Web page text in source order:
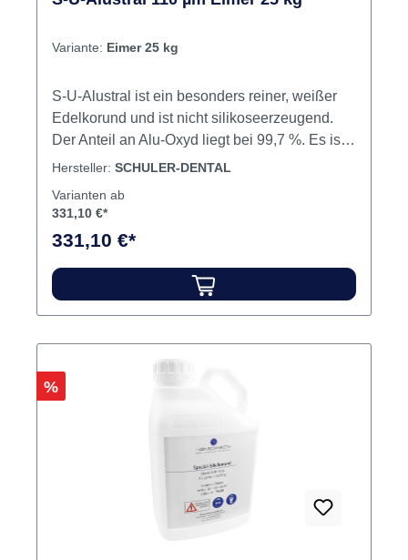
Variante: Eimer 25 kg
S-U-Alustral ist ein besonders reiner, weißer
Edelkorund und ist nicht silikoseerzeugend.
Der Anteil an Alu-Oxyd liegt bei 99,7 %. Es ist
das härteste und zugleich splitterfreudigste
eine stets scharfkantige Oberfläche für
Verbrauch garantiert. Anwendungsbereich:
Abstrahlen von Edelmetalllegierungen + NEM-
Legierungen. Inhalt Strahlmittel
Hersteller: SCHULER-DENTAL
Varianten ab
331,10 €*
331,10 €*
Rabatt
%